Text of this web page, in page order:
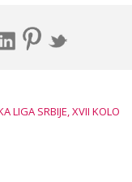
LIGA SRBIJE, XVII KOLO